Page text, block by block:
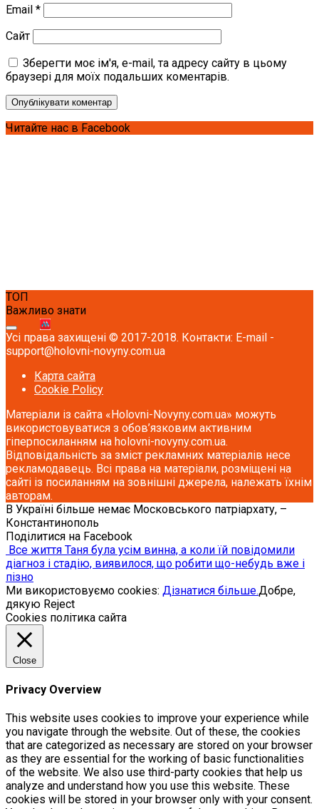
Email *
Сайт
Зберегти моє ім'я, e-mail, та адресу сайту в цьому
браузері для моїх подальших коментарів.
Читайте нас в Facebook
ТОП
Важливо знати
Усі права захищені © 2017-2018. Контакти: E-mail -
support@holovni-novyny.com.ua
Карта сайта
Cookie Policy
Матеріали із сайта «Holovni-Novyny.com.ua» можуть
використовуватися з обов’язковим активним
гіперпосиланням на holovni-novyny.com.ua.
Відповідальність за зміст рекламних матеріалів несе
рекламодавець. Всі права на матеріали, розміщені на
сайті із посиланням на зовнішні джерела, належать їхнім
авторам.
В Україні більше немає Московського патріархату, –
Константинополь
Поділитися на Facebook
Все життя Таня була усім винна, а коли їй повідомили
дiaгноз і стaдiю, виявилося, що робити що-небудь вже і
пізно
Ми використовуємо cookies: Дізнатися більше.Добре,
дякую Reject
Cookies політика сайта
Close
Privacy Overview
This website uses cookies to improve your experience while
you navigate through the website. Out of these, the cookies
that are categorized as necessary are stored on your browser
as they are essential for the working of basic functionalities
of the website. We also use third-party cookies that help us
analyze and understand how you use this website. These
cookies will be stored in your browser only with your consent.